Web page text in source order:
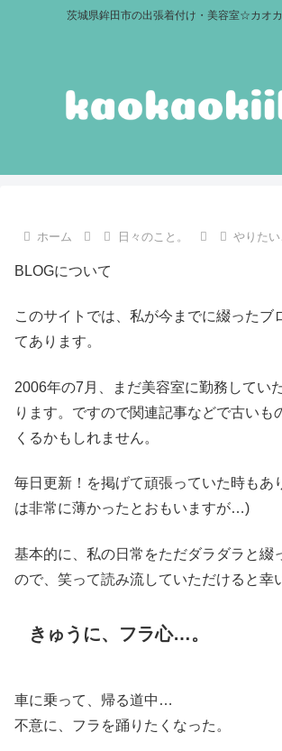
茨城県鉾田市の出張着付け・美容室☆カオ
ホーム 日々のこと。 やりたい
BLOGについて
このサイトでは、私が今までに綴ったブ
てあります。
2006年の7月、まだ美容室に勤務してい
ります。ですので関連記事などで古いも
くるかもしれません。
毎日更新！を掲げて頑張っていた時もあ
は非常に薄かったとおもいますが…)
基本的に、私の日常をただダラダラと綴
ので、笑って読み流していただけると幸
きゅうに、フラ心…。
車に乗って、帰る道中…
不意に、フラを踊りたくなった。